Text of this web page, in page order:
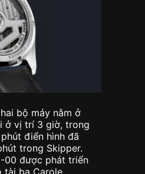
bộ máy nằm ở
ở vị trí 3 giờ, trong
điển hình đã
trong Skipper.
00 được phát triển
tài ba Carole